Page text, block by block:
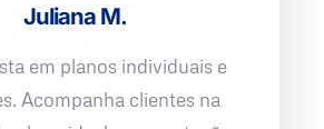
Juliana M.
em planos individuais e
Acompanha clientes na